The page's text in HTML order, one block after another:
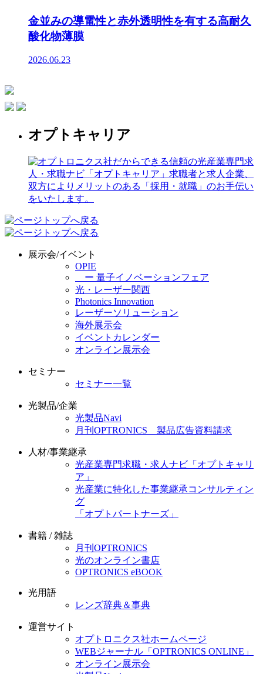
金並みの導電性と赤外透明性を有する高耐久
酸化物薄膜
2026.06.23
オプトキャリア
展示会/イベント
OPIE
ー 量子イノベーションフェア
光・レーザー関西
Photonics Innovation
レーザーソリューション
海外展示会
イベントカレンダー
オンライン展示会
セミナー
セミナー一覧
光製品/企業
光製品Navi
月刊OPTRONICS 製品広告資料請求
人材/事業継承
光産業専門求職・求人ナビ「オプトキャリ
ア」
光産業に特化した事業継承コンサルティン
グ
「オプトパートナーズ」
書籍 / 雑誌
月刊OPTRONICS
光のオンライン書店
OPTRONICS eBOOK
光用語
レンズ辞典＆事典
運営サイト
オプトロニクス社ホームページ
WEBジャーナル「OPTRONICS ONLINE」
オンライン展示会